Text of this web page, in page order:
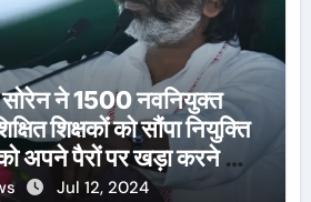
सोरेन ने 1500 नवनियुक्त
शिक्षकों को सौंपा नियुक्ति
अपने पैरों पर खड़ा करने का
Jul 12, 2024